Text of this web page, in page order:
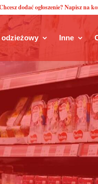
dodać ogłoszenie? Napisz na
odzieżowy Inne